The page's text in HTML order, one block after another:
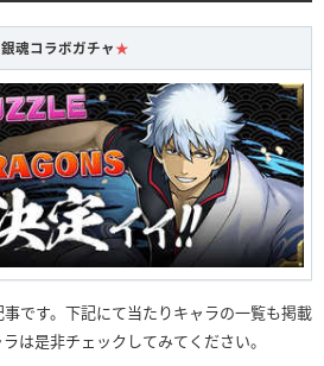
銀魂コラボガチャ ★
です。下記にて当たりキャラの一覧も掲載
は是非チェックしてみてください。